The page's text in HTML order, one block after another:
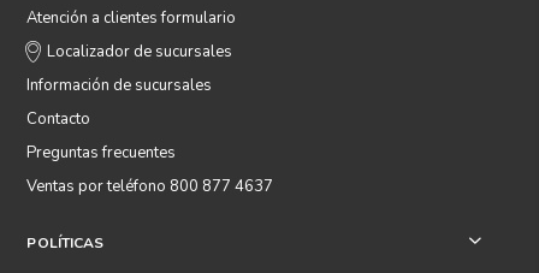
Atención a clientes formulario
Localizador de sucursales
Información de sucursales
Contacto
Preguntas frecuentes
Ventas por teléfono 800 877 4637
POLÍTICAS +